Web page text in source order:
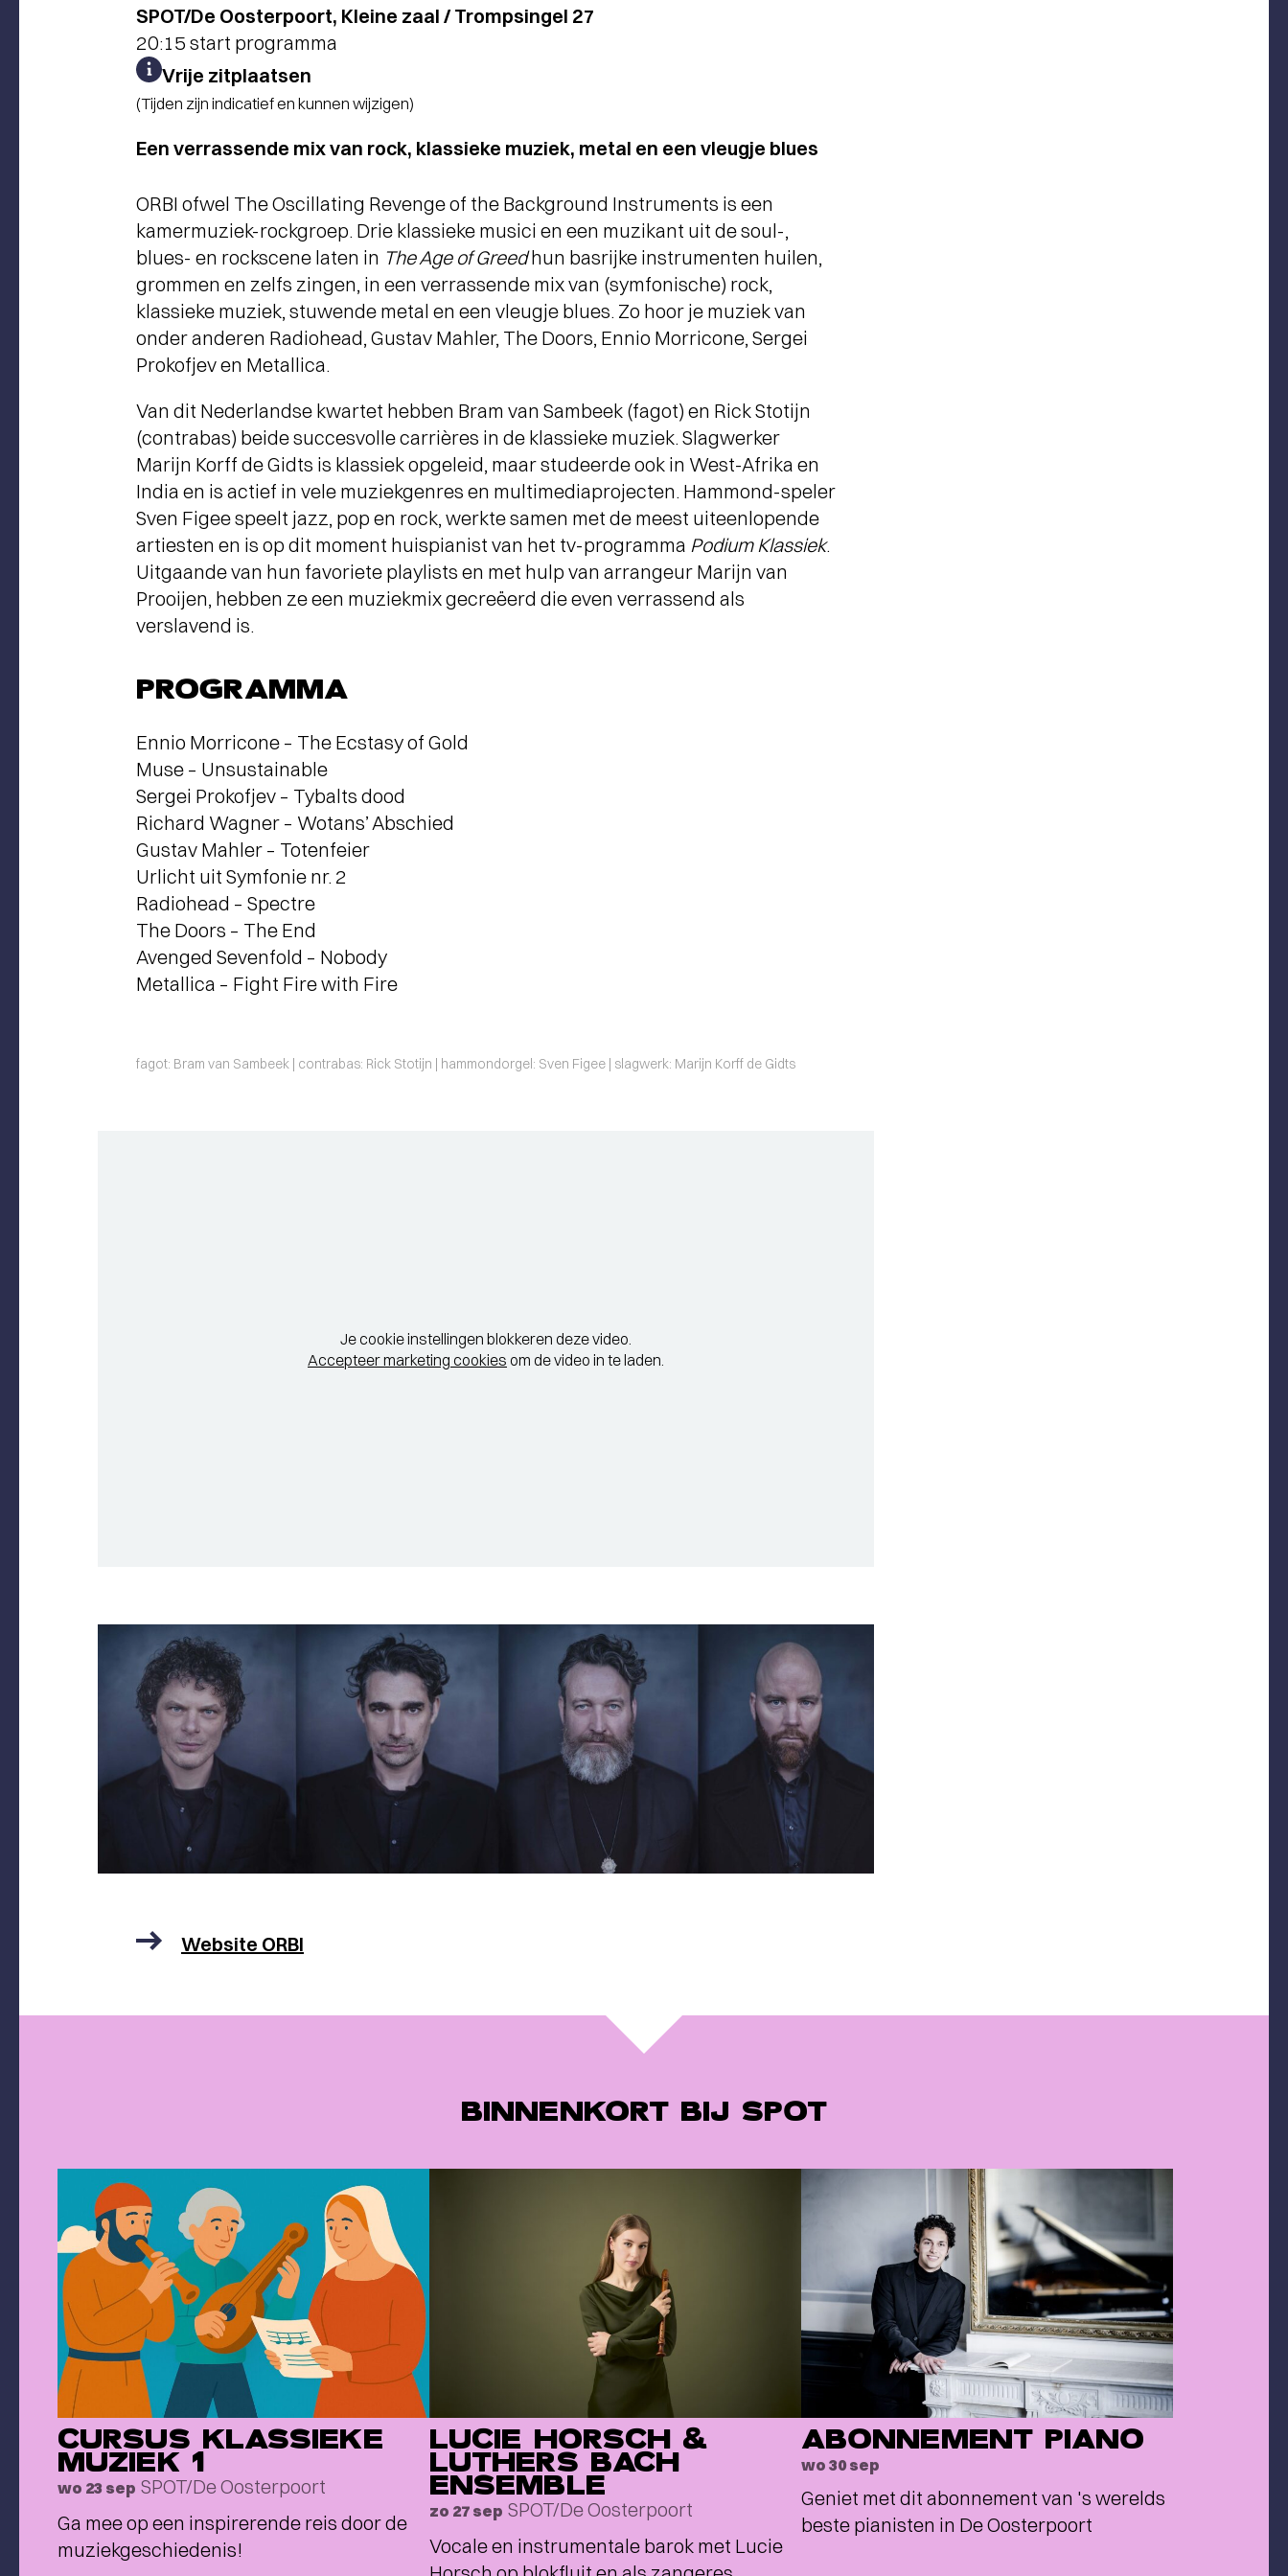
SPOT/De Oosterpoort, Kleine zaal / Trompsingel 27
20:15 start programma
Vrije zitplaatsen
(Tijden zijn indicatief en kunnen wijzigen)
Een verrassende mix van rock, klassieke muziek, metal en een vleugje blues
ORBI ofwel The Oscillating Revenge of the Background Instruments is een
kamermuziek-rockgroep. Drie klassieke musici en een muzikant uit de soul-,
blues- en rockscene laten in The Age of Greedhun basrijke instrumenten huilen,
grommen en zelfs zingen, in een verrassende mix van (symfonische) rock,
klassieke muziek, stuwende metal en een vleugje blues. Zo hoor je muziek van
onder anderen Radiohead, Gustav Mahler, The Doors, Ennio Morricone, Sergei
Prokofjev en Metallica.
Van dit Nederlandse kwartet hebben Bram van Sambeek (fagot) en Rick Stotijn
(contrabas) beide succesvolle carrières in de klassieke muziek. Slagwerker
Marijn Korff de Gidts is klassiek opgeleid, maar studeerde ook in West-Afrika en
India en is actief in vele muziekgenres en multimediaprojecten. Hammond-speler
Sven Figee speelt jazz, pop en rock, werkte samen met de meest uiteenlopende
artiesten en is op dit moment huispianist van het tv-programma Podium Klassiek.
Uitgaande van hun favoriete playlists en met hulp van arrangeur Marijn van
Prooijen, hebben ze een muziekmix gecreëerd die even verrassend als
verslavend is.
PROGRAMMA
Ennio Morricone – The Ecstasy of Gold
Muse – Unsustainable
Sergei Prokofjev – Tybalts dood
Richard Wagner – Wotans’ Abschied
Gustav Mahler – Totenfeier
Urlicht uit Symfonie nr. 2
Radiohead – Spectre
The Doors – The End
Avenged Sevenfold – Nobody
Metallica – Fight Fire with Fire
fagot: Bram van Sambeek | contrabas: Rick Stotijn | hammondorgel: Sven Figee | slagwerk: Marijn Korff de Gidts
Je cookie instellingen blokkeren deze video.
Accepteer marketing cookies om de video in te laden.
Website ORBI
BINNENKORT BIJ SPOT
CURSUS KLASSIEKE
MUZIEK 1
wo 23 sep SPOT/De Oosterpoort
Ga mee op een inspirerende reis door de
muziekgeschiedenis!
LUCIE HORSCH &
LUTHERS BACH
ENSEMBLE
zo 27 sep SPOT/De Oosterpoort
Vocale en instrumentale barok met Lucie
ABONNEMENT PIANO
wo 30 sep
Geniet met dit abonnement van 's werelds
beste pianisten in De Oosterpoort